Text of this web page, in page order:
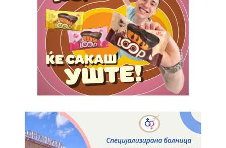
Full member access:
Etiam est nibh, lobortis sit
Praesent euismod ac
Ut mollis pellentesque tortor
Nullam eu erat condimentum
Donec quis est ac felis
Orci varius natoque dolor
Yearly pricing Monthly pricing